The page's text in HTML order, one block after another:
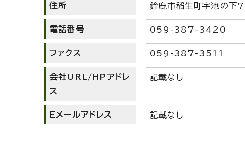
住所 鈴鹿市稲生町字池の
電話番号 059-387-3420
ファクス 059-387-3511
会社URL/HPアドレ
ス
記載なし
Eメールアドレス 記載なし